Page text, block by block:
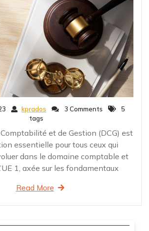
kprados 3 Comments
5
tags
et de Gestion (DCG) est
essentielle pour tous ceux qui
dans le domaine comptable et
1, axée sur les fondamentaux
Read More